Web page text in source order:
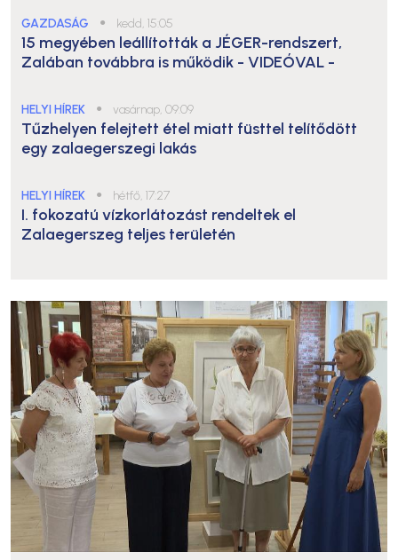
GAZDASÁG ● kedd, 15:05
15 megyében leállították a JÉGER-rendszert,
Zalában továbbra is működik - VIDEÓVAL -
HELYI HÍREK ● vasárnap, 09:09
Tűzhelyen felejtett étel miatt füsttel telítődött
egy zalaegerszegi lakás
HELYI HÍREK ● hétfő, 17:27
I. fokozatú vízkorlátozást rendeltek el
Zalaegerszeg teljes területén